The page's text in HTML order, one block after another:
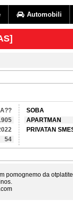
Automobili
54
SOBA
APARTMAN
PRIVATAN
pomognemo da